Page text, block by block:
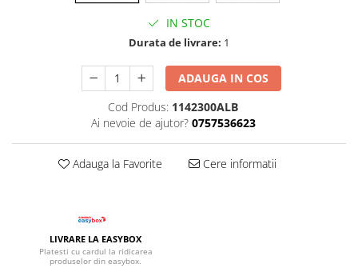
IN STOC
Durata de livrare: 1
ADAUGA IN COS
Cod Produs: 1142300ALB
Ai nevoie de ajutor? 0757536623
Adauga la Favorite Cere informatii
LIVRARE LA EASYBOX
Platesti cu cardul la ridicarea
produselor din easybox.